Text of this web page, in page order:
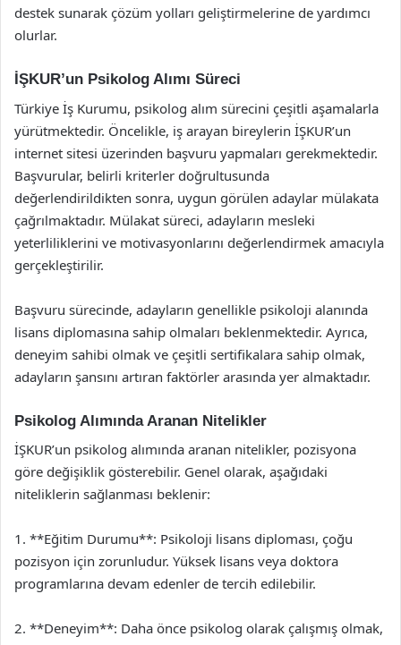
destek sunarak çözüm yolları geliştirmelerine de yardımcı
olurlar.
İŞKUR’un Psikolog Alımı Süreci
Türkiye İş Kurumu, psikolog alım sürecini çeşitli aşamalarla
yürütmektedir. Öncelikle, iş arayan bireylerin İŞKUR’un
internet sitesi üzerinden başvuru yapmaları gerekmektedir.
Başvurular, belirli kriterler doğrultusunda
değerlendirildikten sonra, uygun görülen adaylar mülakata
çağrılmaktadır. Mülakat süreci, adayların mesleki
yeterliliklerini ve motivasyonlarını değerlendirmek amacıyla
gerçekleştirilir.
Başvuru sürecinde, adayların genellikle psikoloji alanında
lisans diplomasına sahip olmaları beklenmektedir. Ayrıca,
deneyim sahibi olmak ve çeşitli sertifikalara sahip olmak,
adayların şansını artıran faktörler arasında yer almaktadır.
Psikolog Alımında Aranan Nitelikler
İŞKUR’un psikolog alımında aranan nitelikler, pozisyona
göre değişiklik gösterebilir. Genel olarak, aşağıdaki
niteliklerin sağlanması beklenir:
1. **Eğitim Durumu**: Psikoloji lisans diploması, çoğu
pozisyon için zorunludur. Yüksek lisans veya doktora
programlarına devam edenler de tercih edilebilir.
2. **Deneyim**: Daha önce psikolog olarak çalışmış olmak,